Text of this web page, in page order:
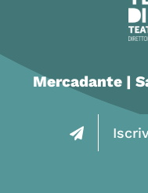
Mercadante |